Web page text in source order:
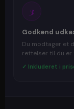
3
Godkend
Du modtager et
rettelser til du er
✓ Inkluderet i